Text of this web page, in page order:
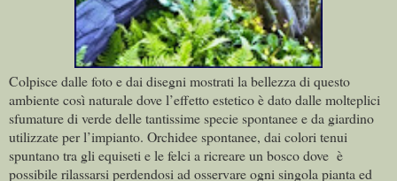
Colpisce dalle foto e dai disegni mostrati la bellezza di questo
ambiente così naturale dove l’effetto estetico è dato dalle molteplici
sfumature di verde delle tantissime specie spontanee e da giardino
utilizzate per l’impianto. Orchidee spontanee, dai colori tenui
spuntano tra gli equiseti e le felci a ricreare un bosco dove è
possibile rilassarsi perdendosi ad osservare ogni singola pianta ed